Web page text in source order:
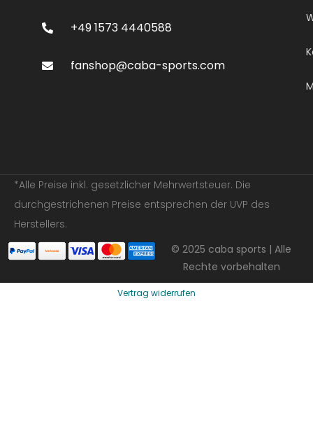
+49 1573 4440588
fanshop@caba-sports.com
*Alle Preise inkl. gesetzlicher Mehrwertsteuer. Die
durchgestrichenen Preise entsprechen der UVP des
Herstellers.
© 2025 caba sports | Alle
Rechte vorbehalten
Vertrag widerrufen